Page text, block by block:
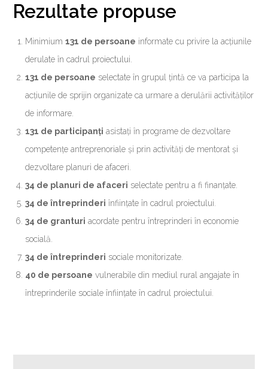
Rezultate propuse
Minimium131 de persoane informate cu privire la acțiunile
derulate în cadrul proiectului.
131 de persoane selectate în grupul țintă ce va participa la
acțiunile de sprijin organizate ca urmare a derulării activităților
de informare.
131 de participanți asistați în programe de dezvoltare
competențe antreprenoriale și prin activități de mentorat și
dezvoltare planuri de afaceri.
34 de planuri de afaceri selectate pentru a fi finanțate.
34 de întreprinderi înființate în cadrul proiectului.
34 de granturi acordate pentru întreprinderi în economie
socială.
34 de întreprinderi sociale monitorizate.
40 de persoane vulnerabile din mediul rural angajate în
întreprinderile sociale înființate în cadrul proiectului.